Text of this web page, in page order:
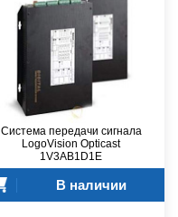
Cистема передачи сигнала
LogoVision Opticast
1V3AB1D1Е
В наличии